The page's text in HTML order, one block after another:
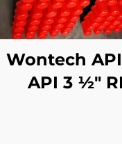
Wontech API
API 3 1⁄2"